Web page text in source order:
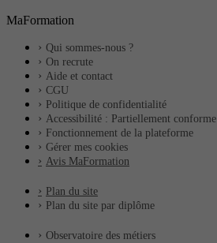
MaFormation
Qui sommes-nous ?
On recrute
Aide et contact
CGU
Politique de confidentialité
Accessibilité : Partiellement conforme
Fonctionnement de la plateforme
Gérer mes cookies
Avis MaFormation
Plan du site
Plan du site par diplôme
Observatoire des métiers